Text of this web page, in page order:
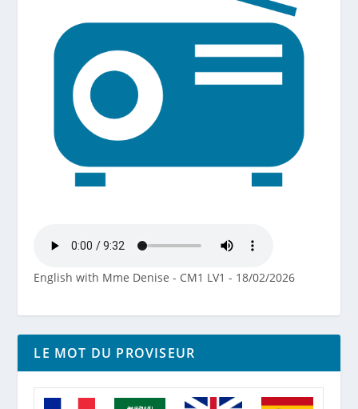
English with Mme Denise - CM1 LV1 - 18/02/2026
LE MOT DU PROVISEUR